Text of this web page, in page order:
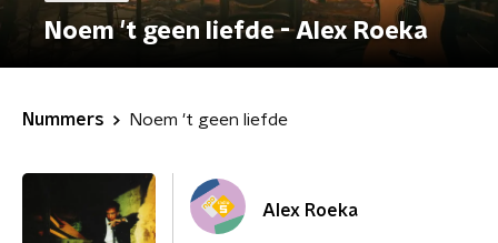
Noem 't geen liefde - Alex Roeka
Nummers Noem 't geen liefde
Alex Roeka